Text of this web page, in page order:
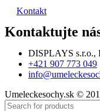
Kontakt
Kontaktujte
DISPLAYS s.r.o.,
+421 907 773 049
Umeleckesochy.sk ©